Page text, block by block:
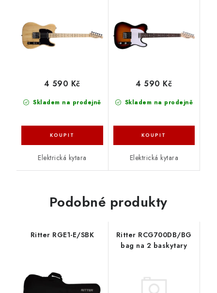
Skladem na prodejně
4 590 Kč
Elektrická kytara
Skladem na prodejně
4 590 Kč
Elektrická kytara
Podobné produkty
Ritter RGE1-E/SBK
Ritter RCG700DB/BG
bag na 2 baskytary